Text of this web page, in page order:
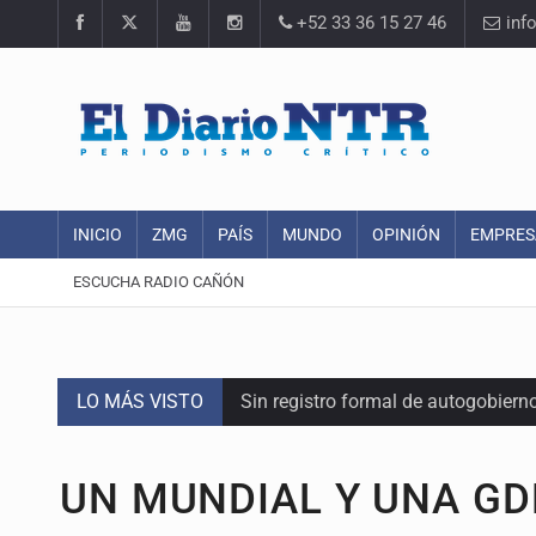
+52 33 36 15 27 46
INICIO ZMG PAÍS MUNDO OPINIÓN
ESCUCHA RADIO CAÑÓN
LO MÁS VISTO Sin registro formal de
Asesinan a tres luego de dos
UN MUNDIAL Y UNA